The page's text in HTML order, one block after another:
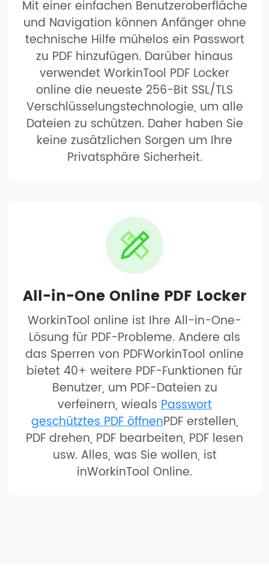
Mit einer einfachen Benutzeroberfläche
und Navigation können Anfänger ohne
technische Hilfe mühelos ein Passwort
zu PDF hinzufügen. Darüber hinaus
verwendet WorkinTool PDF Locker
online die neueste 256-Bit SSL/TLS
Verschlüsselungstechnologie, um alle
Dateien zu schützen. Daher haben Sie
keine zusätzlichen Sorgen um Ihre
Privatsphäre Sicherheit.
All-in-One Online PDF Locker
WorkinTool online ist Ihre All-in-One-
Lösung für PDF-Probleme. Andere als
das Sperren von PDFWorkinTool online
bietet 40+ weitere PDF-Funktionen für
Benutzer, um PDF-Dateien zu
verfeinern, wiealsPasswort
geschütztes PDF öffnenPDF erstellen,
PDF drehen, PDF bearbeiten, PDF lesen
usw. Alles, was Sie wollen, ist
inWorkinTool Online.